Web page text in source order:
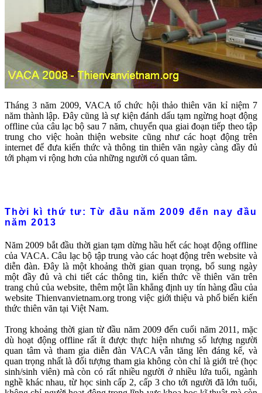
Tháng 3 năm 2009, VACA tổ chức hội thảo thiên văn kỉ niệm 7
năm thành lập. Đây cũng là sự kiện đánh dấu tạm ngừng hoạt động
offline của câu lạc bộ sau 7 năm, chuyển qua giai đoạn tiếp theo tập
trung cho việc hoàn thiện website cũng như các hoạt động trên
internet để đưa kiến thức và thông tin thiên văn ngày càng đầy đủ
tới phạm vi rộng hơn của những người có quan tâm.
Thời kì thứ tư: Từ đầu năm 2009 đến nay đầu
năm 2013
Năm 2009 bắt đầu thời gian tạm dừng hầu hết các hoạt động offline
của VACA. Câu lạc bộ tập trung vào các hoạt động trên website và
diễn đàn. Đây là một khoảng thời gian quan trọng, bổ sung ngày
một đầy đủ và chi tiết các thông tin, kiến thức về thiên văn trên
trang chủ của website, thêm một lần khẳng định uy tín hàng đầu của
website Thienvanvietnam.org trong việc giới thiệu và phổ biến kiến
thức thiên văn tại Việt Nam.
Trong khoảng thời gian từ đầu năm 2009 đến cuối năm 2011, mặc
dù hoạt động offline rất ít được thực hiện nhưng số lượng người
quan tâm và tham gia diễn đàn VACA vẫn tăng lên đáng kể, và
quan trọng nhất là đối tượng tham gia không còn chỉ là giới trẻ (học
sinh/sinh viên) mà còn có rất nhiều người ở nhiều lứa tuổi, ngành
nghề khác nhau, từ học sinh cấp 2, cấp 3 cho tới người đã lớn tuổi,